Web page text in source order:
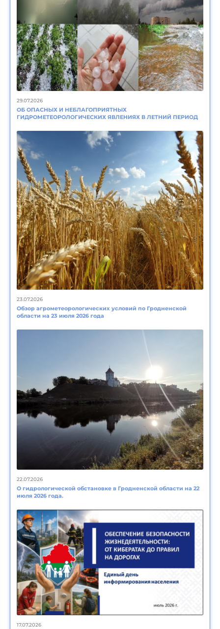
29.07.2026
ОБ ОПАСНЫХ И НЕБЛАГОПРИЯТНЫХ
ГИДРОМЕТЕОРОЛОГИЧЕСКИХ ЯВЛЕНИЯХ В ЛЕТНИЙ ПЕРИОД
23.07.2026
Обзор агрометеорологических условий по Гродненской
области на 23 июля 2026 года
22.07.2026
О гидрологической обстановке в Гродненской области на 22
июля 2026 года.
17.07.2026